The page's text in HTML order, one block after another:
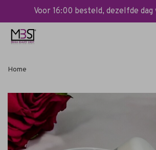
Voor 16:00 besteld, dezelfde dag
Home